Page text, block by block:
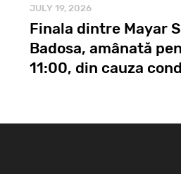
JULY 19, 2026
Finala dintre Mayar
Badosa, amânată
11:00, din cauza